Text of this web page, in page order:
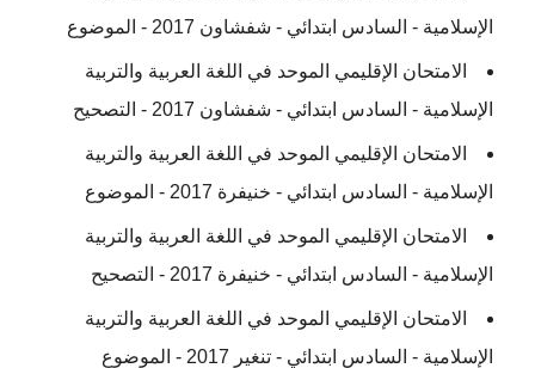
الإسلامية - السادس ابتدائي - شفشاون 2017 - الموضوع
الامتحان الإقليمي الموحد في اللغة العربية والتربية
الإسلامية - السادس ابتدائي - شفشاون 2017 - التصحيح
الامتحان الإقليمي الموحد في اللغة العربية والتربية
الإسلامية - السادس ابتدائي - خنيفرة 2017 - الموضوع
الامتحان الإقليمي الموحد في اللغة العربية والتربية
الإسلامية - السادس ابتدائي - خنيفرة 2017 - التصحيح
الامتحان الإقليمي الموحد في اللغة العربية والتربية
الإسلامية - السادس ابتدائي - تنغير 2017 - الموضوع